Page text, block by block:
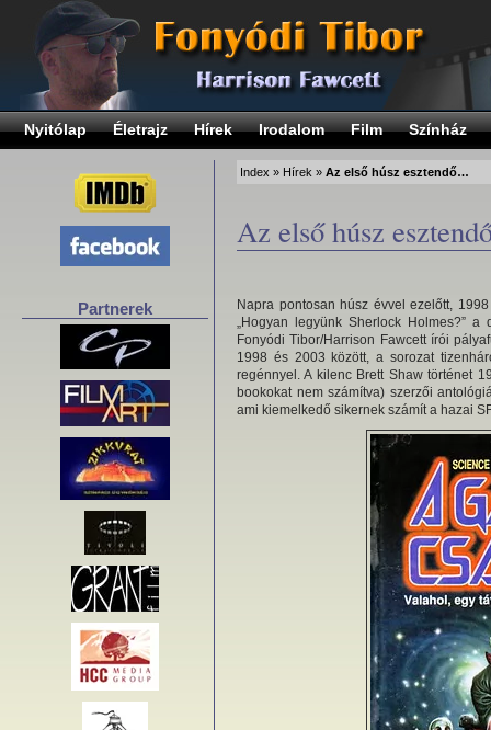
Nyitólap Életrajz Hírek Irodalom Film Színház
Partnerek
Index » Hírek » Az első húsz esztendő…
Az első húsz
Napra pontosan húsz évvel ezelőtt,
„Hogyan legyünk Sherlock Holmes?”
Fonyódi Tibor/Harrison Fawcett írói
1998 és 2003 között, a sorozat
regénnyel. A kilenc Brett Shaw történet
bookokat nem számítva) szerzői
ami kiemelkedő sikernek számít a hazai